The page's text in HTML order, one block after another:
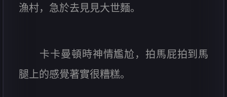
漁村，急於去見見大世麵。
卡卡曼頓時神情尷尬，拍馬屁拍到馬
腿上的感覺著實很糟糕。